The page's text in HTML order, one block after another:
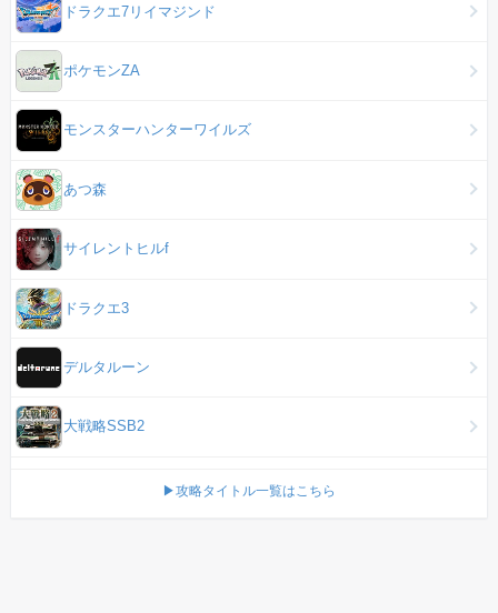
ドラクエ7リイマジンド
ポケモンZA
モンスターハンターワイルズ
あつ森
サイレントヒルf
ドラクエ3
デルタルーン
大戦略SSB2
▶攻略タイトル一覧はこちら